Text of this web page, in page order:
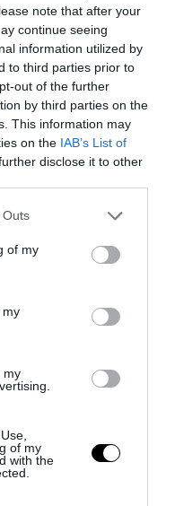
note that after your
continue seeing
information utilized by
to third parties prior to
out of the further
by third parties on the
This information may
on the IAB’s List of
disclose it to other
one or more Google
You may click to
its third-party tags to
in below Google
Outs
of my
my
my
of my
with the
Εντοπίστηκε
εκκλησάκι! –
το σημείο (upd)
που
αλκοόλ –